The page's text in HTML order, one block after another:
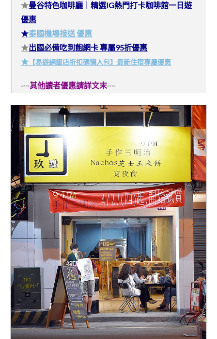
★曼谷特色咖啡廳｜精選IG熱門打卡咖啡館一日遊
優惠
★泰國機場接送 優惠
★出國必備吃到飽網卡 專屬95折優惠
★ 【易遊網飯店折扣碼懶人包】最新住宿專屬優惠
~~其他讀者優惠請詳文末~~